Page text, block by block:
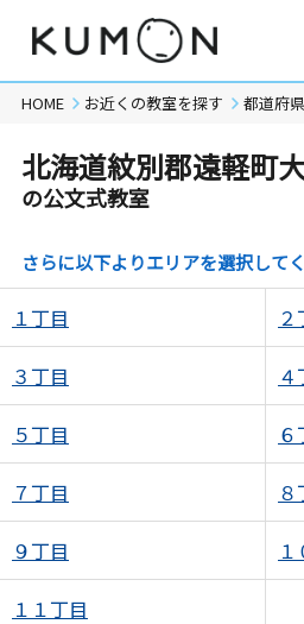
HOME お近くの教室を探す 都道府
北海道紋別郡遠軽町
の公文式教室
さらに以下よりエリアを選択して
１丁目 ２
３丁目 ４
５丁目 ６
７丁目 ８
９丁目
１１丁目